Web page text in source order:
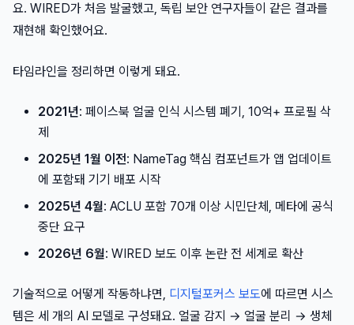
요. WIRED가 처음 발굴했고, 독립 보안 연구자들이 같은 결과를
재현해 확인했어요.
타임라인을 정리하면 이렇게 돼요.
2021년: 페이스북 얼굴 인식 시스템 폐기, 10억+ 프로필 삭
제
2025년 1월 이전: NameTag 핵심 컴포넌트가 앱 업데이트
에 포함돼 기기 배포 시작
2025년 4월: ACLU 포함 70개 이상 시민단체, 메타에 공식
중단 요구
2026년 6월: WIRED 보도 이후 논란 전 세계로 확산
기술적으로 어떻게 작동하냐면, 디지털포커스 보도에 따르면 시스
템은 세 개의 AI 모델로 구성돼요. 얼굴 감지 → 얼굴 분리 → 생체